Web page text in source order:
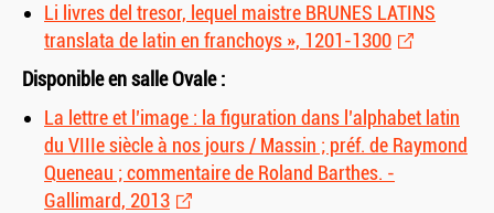
Li livres del tresor, lequel maistre BRUNES LATINS
translata de latin en franchoys », 1201-1300
Disponible en salle Ovale :
La lettre et l’image : la figuration dans l’alphabet latin
du VIIIe siècle à nos jours / Massin ; préf. de Raymond
Queneau ; commentaire de Roland Barthes. -
Gallimard, 2013